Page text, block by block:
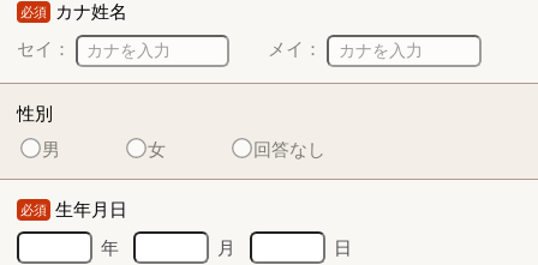
必須 カナ姓名
セイ：
メイ：
性別
男
女 回答なし
必須 生年月日
年
月 日